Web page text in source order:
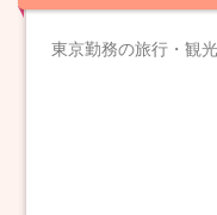
東京勤務の旅行・観